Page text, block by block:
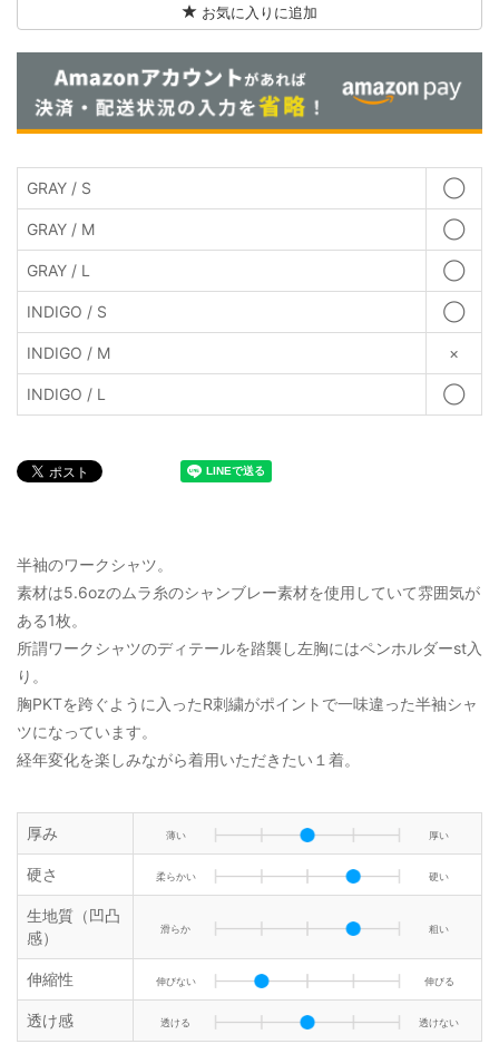
お気に入りに追加
GRAY / S ◯
GRAY / M ◯
GRAY / L ◯
INDIGO / S ◯
INDIGO / M ×
INDIGO / L ◯
半袖のワークシャツ。
素材は5.6ozのムラ糸のシャンブレー素材を使用していて雰囲気が
ある1枚。
所謂ワークシャツのディテールを踏襲し左胸にはペンホルダーst入
り。
胸PKTを跨ぐように入ったR刺繍がポイントで一味違った半袖シャ
ツになっています。
経年変化を楽しみながら着用いただきたい１着。
厚み 薄い 厚い
硬さ 柔らかい 硬い
生地質（凹凸
感）
滑らか 粗い
伸縮性 伸びない 伸びる
透け感 透ける 透けない